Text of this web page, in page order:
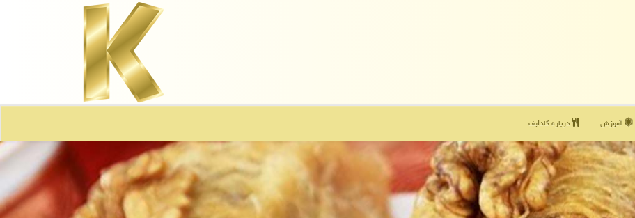
آموزش درباره كادایف